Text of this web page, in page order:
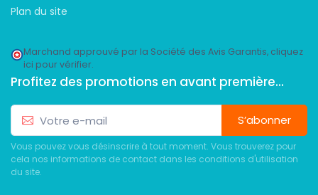
Plan du site
Marchand approuvé par la Société des Avis Garantis, cliquez
ici pour vérifier.
Profitez des promotions en avant première...
S’abonner
Vous pouvez vous désinscrire à tout moment. Vous trouverez pour
cela nos informations de contact dans les conditions d'utilisation
du site.